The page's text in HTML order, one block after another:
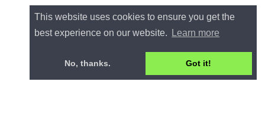
This website uses cookies to ensure you get the
best experience on our website.
Learn more
No, thanks. Got it!